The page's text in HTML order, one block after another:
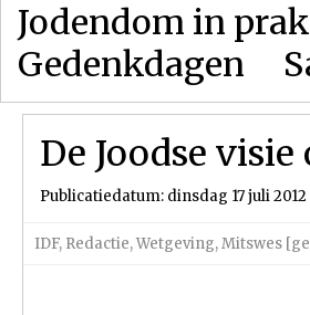
Jodendom in
Gedenkdagen
De Joodse
Publicatiedatum: dinsdag 17 juli 2012
IDF, Redactie,Wetgeving,Mitswes